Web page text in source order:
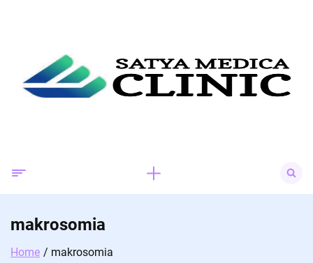
for:
makrosomia
Home makrosomia